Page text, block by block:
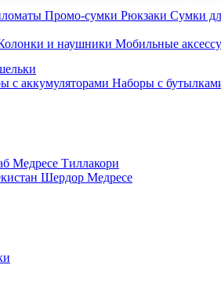
Промо-сумки Рюкзаки Сумки
и наушники Мобильные
с аккумуляторами Наборы с
Медресе Тиллакори
Шердор Медресе